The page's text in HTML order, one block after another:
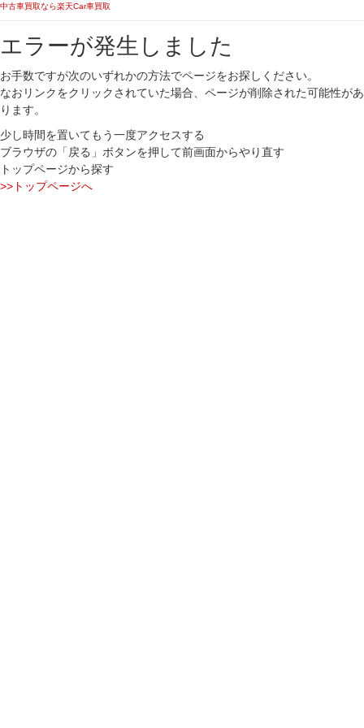
中古車買取なら楽天Car車買取
エラーが発生しました
お手数ですが次のいずれかの方法でページをお探しください。
なおリンクをクリックされていた場合、ページが削除された可能性があ
ります。
少し時間を置いてもう一度アクセスする
ブラウザの「戻る」ボタンを押して前画面からやり直す
トップページから探す
>>トップページへ